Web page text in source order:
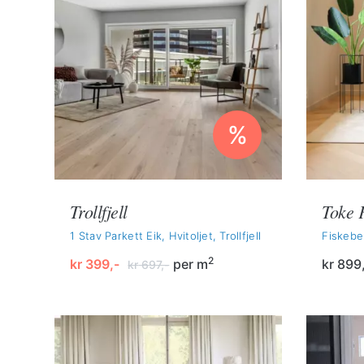
%
Trollfjell
1 Stav Parkett Eik, Hvitoljet, Trollfjell
kr697,-
Opprinnelig
kr 697,-.
kr 399,-
Nåværende
kr 399,-.
per m2
Toke
kr